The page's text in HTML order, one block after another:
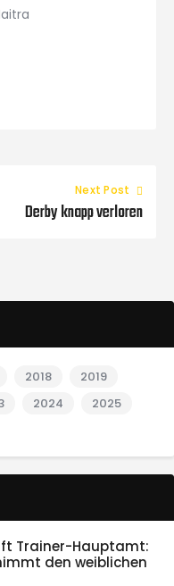
Next Post
Derby knapp verloren
2018
2019
2024
2025
Trainer-Hauptamt:
den weiblichen